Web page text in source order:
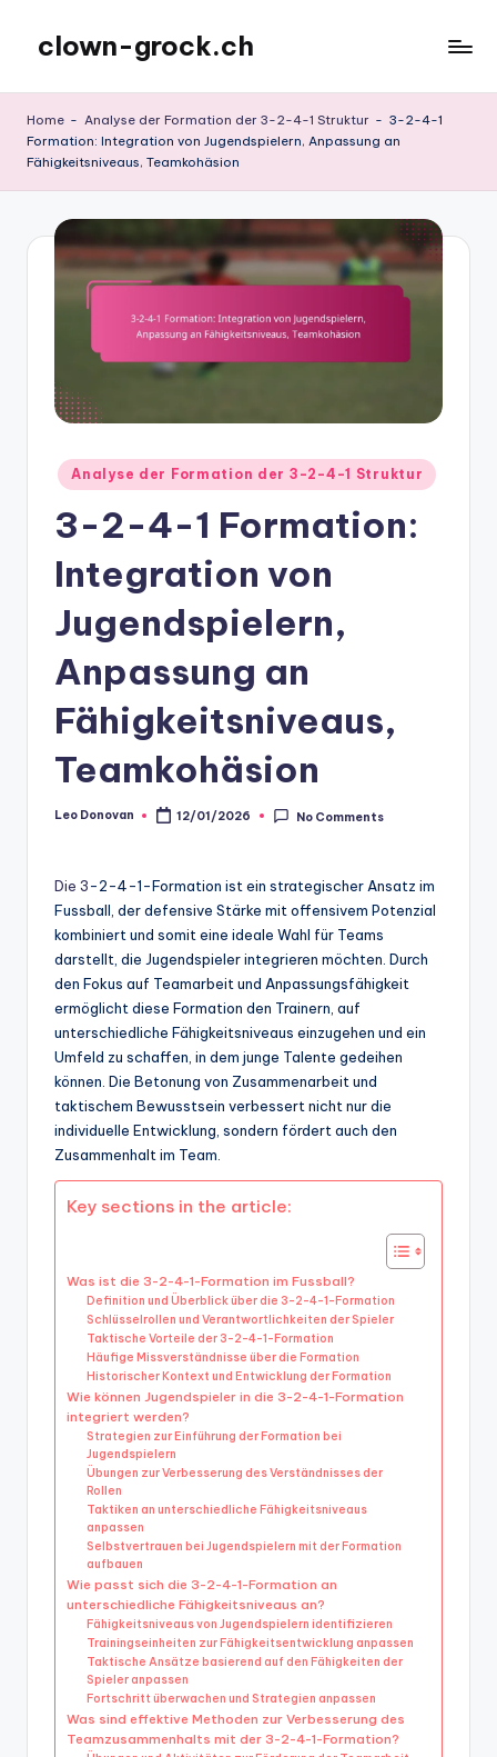
content
clown-grock.ch
Home - Analyse der Formation der 3-2-4-1 Struktur - 3-2-4-1
Formation: Integration von Jugendspielern, Anpassung an
Fähigkeitsniveaus, Teamkohäsion
Posted
in
Analyse der Formation der 3-2-4-1 Struktur
3-2-4-1 Formation:
Integration von
Jugendspielern,
Anpassung an
Fähigkeitsniveaus,
Teamkohäsion
Posted
Leo Donovan 12/01/2026 No Comments
Die 3-2-4-1-Formation ist ein strategischer Ansatz im
Fussball, der defensive Stärke mit offensivem Potenzial
kombiniert und somit eine ideale Wahl für Teams
darstellt, die Jugendspieler integrieren möchten. Durch
den Fokus auf Teamarbeit und Anpassungsfähigkeit
ermöglicht diese Formation den Trainern, auf
unterschiedliche Fähigkeitsniveaus einzugehen und ein
Umfeld zu schaffen, in dem junge Talente gedeihen
können. Die Betonung von Zusammenarbeit und
taktischem Bewusstsein verbessert nicht nur die
individuelle Entwicklung, sondern fördert auch den
Zusammenhalt im Team.
Key sections in the article:
Was ist die 3-2-4-1-Formation im Fussball?
Definition und Überblick über die 3-2-4-1-Formation
Schlüsselrollen und Verantwortlichkeiten der Spieler
Taktische Vorteile der 3-2-4-1-Formation
Häufige Missverständnisse über die Formation
Historischer Kontext und Entwicklung der Formation
Wie können Jugendspieler in die 3-2-4-1-Formation
integriert werden?
Strategien zur Einführung der Formation bei
Jugendspielern
Übungen zur Verbesserung des Verständnisses der
Rollen
Taktiken an unterschiedliche Fähigkeitsniveaus
anpassen
Selbstvertrauen bei Jugendspielern mit der Formation
aufbauen
Wie passt sich die 3-2-4-1-Formation an
unterschiedliche Fähigkeitsniveaus an?
Fähigkeitsniveaus von Jugendspielern identifizieren
Trainingseinheiten zur Fähigkeitsentwicklung anpassen
Taktische Ansätze basierend auf den Fähigkeiten der
Spieler anpassen
Fortschritt überwachen und Strategien anpassen
Was sind effektive Methoden zur Verbesserung des
Teamzusammenhalts mit der 3-2-4-1-Formation?